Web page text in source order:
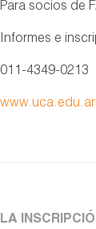
Para socios de
Informes e
011-4349-0213
www.uca.edu.ar
LA